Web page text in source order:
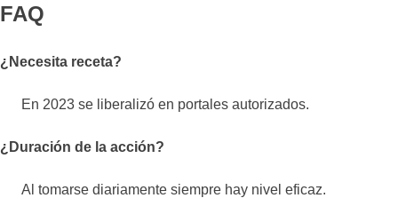
FAQ
¿Necesita receta?
En 2023 se liberalizó en portales autorizados.
¿Duración de la acción?
Al tomarse diariamente siempre hay nivel eficaz.